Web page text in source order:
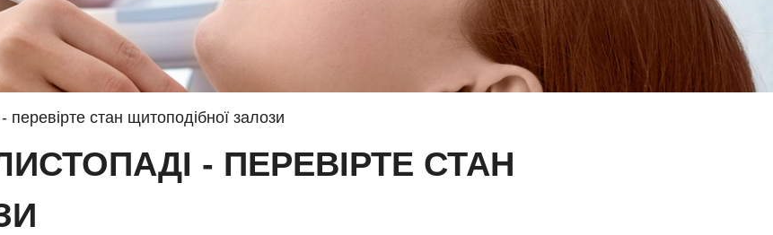
перевірте стан щитоподібної залози
- ПЕРЕВІРТЕ СТАН